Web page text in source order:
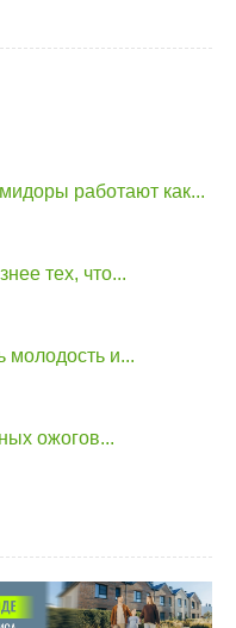
работают как...
тех, что...
и...
ожогов...